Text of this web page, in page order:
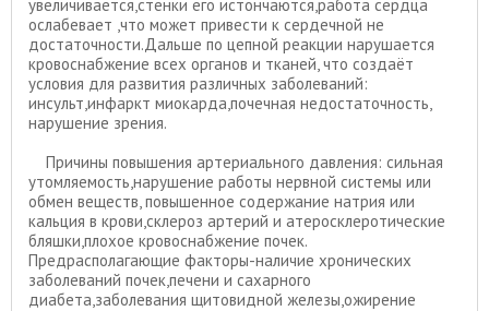
увеличивается,стенки его истончаются,работа сердца
ослабевает ,что может привести к сердечной не
достаточности.Дальше по цепной реакции нарушается
кровоснабжение всех органов и тканей, что создаёт
условия для развития различных заболеваний:
инсульт,инфаркт миокарда,почечная недостаточность,
нарушение зрения.
Причины повышения артериального давления: сильная
утомляемость,нарушение работы нервной системы или
обмен веществ, повышенное содержание натрия или
кальция в крови,склероз артерий и атеросклеротические
бляшки,плохое кровоснабжение почек.
Предрасполагающие факторы-наличие хронических
заболеваний почек,печени и сахарного
диабета,заболевания щитовидной железы,ожирение